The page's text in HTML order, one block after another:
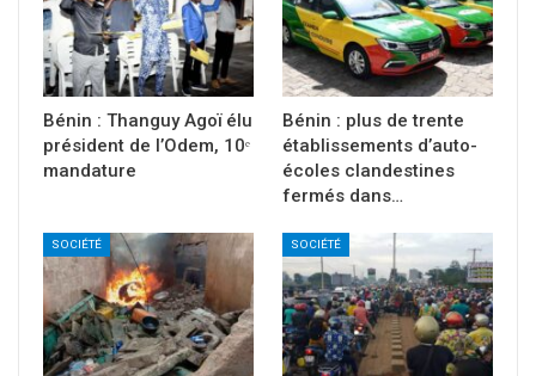
Bénin : Thanguy Agoï élu
président de l’Odem, 10ᵉ
mandature
Bénin : plus de trente
établissements d’auto-
écoles clandestines
fermés dans…
SOCIÉTÉ SOCIÉTÉ